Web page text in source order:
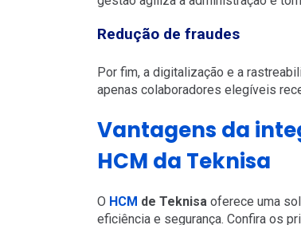
Redução de fraudes
Por fim, a digitalização e a
apenas colaboradores elegíveis
Vantagens da
HCM da Teknisa
O HCM de Teknisaoferece uma
eficiência e segurança. Confira os